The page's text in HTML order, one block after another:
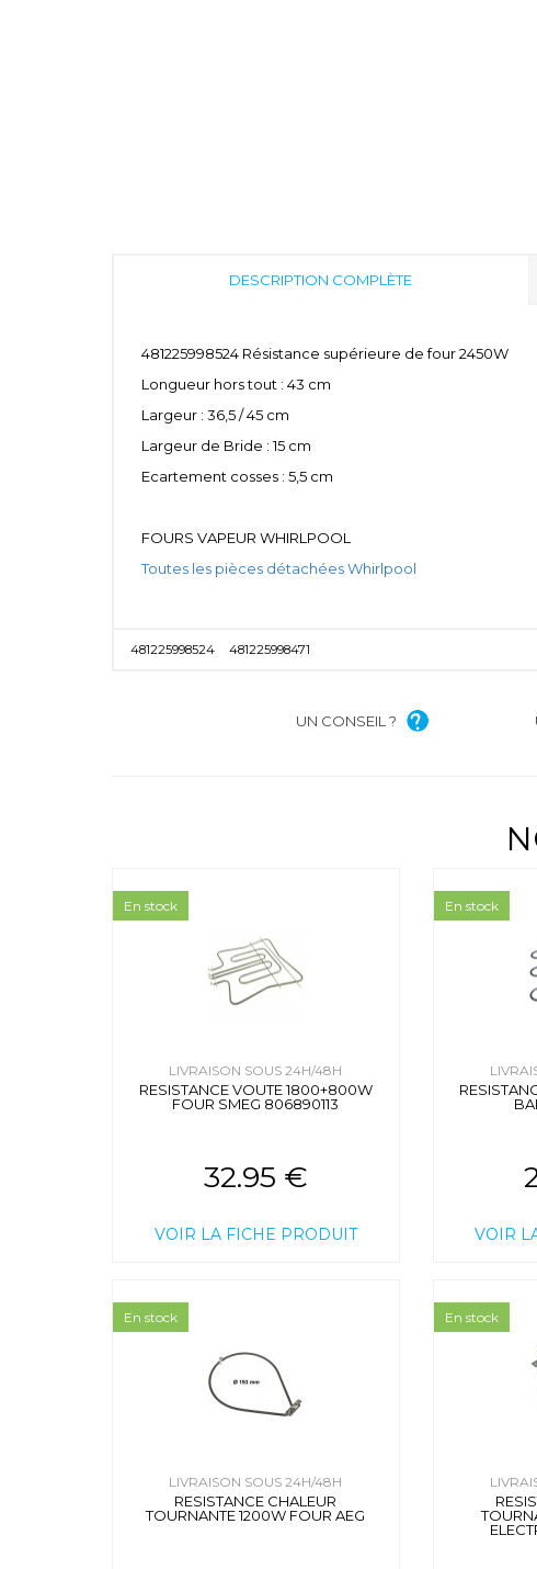
DESCRIPTION COMPLÈTE
481225998524 Résistance supérieure de four 2450W
Longueur hors tout : 43 cm
Largeur : 36,5 / 45 cm
Largeur de Bride : 15 cm
Ecartement cosses : 5,5 cm
FOURS VAPEUR WHIRLPOOL
Toutes les pièces détachées Whirlpool
481225998524 481225998471
UN CONSEIL ?
LIVRAISON SOUS 24H/48H
RESISTANCE VOUTE 1800+800W
FOUR SMEG 806890113
32.95 €
VOIR LA FICHE PRODUIT
En stock
VOIR
En stock
LIVRAISON SOUS 24H/48H
RESISTANCE CHALEUR
TOURNANTE 1200W FOUR AEG
En stock En stock